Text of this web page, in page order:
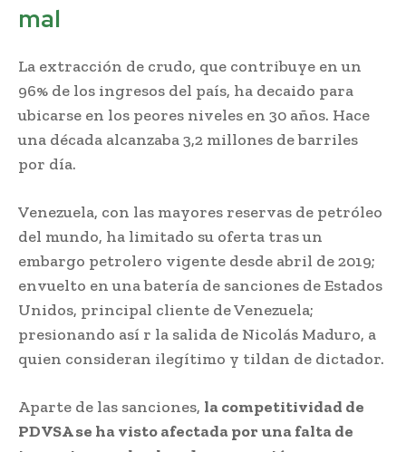
mal
La extracción de crudo, que contribuye en un
96% de los ingresos del país, ha decaido para
ubicarse en los peores niveles en 30 años. Hace
una década alcanzaba 3,2 millones de barriles
por día.
Venezuela, con las mayores reservas de petróleo
del mundo, ha limitado su oferta tras un
embargo petrolero vigente desde abril de 2019;
envuelto en una batería de sanciones de Estados
Unidos, principal cliente de Venezuela;
presionando así r la salida de Nicolás Maduro, a
quien consideran ilegítimo y tildan de dictador.
Aparte de las sanciones, la competitividad de
PDVSA se ha visto afectada por una falta de